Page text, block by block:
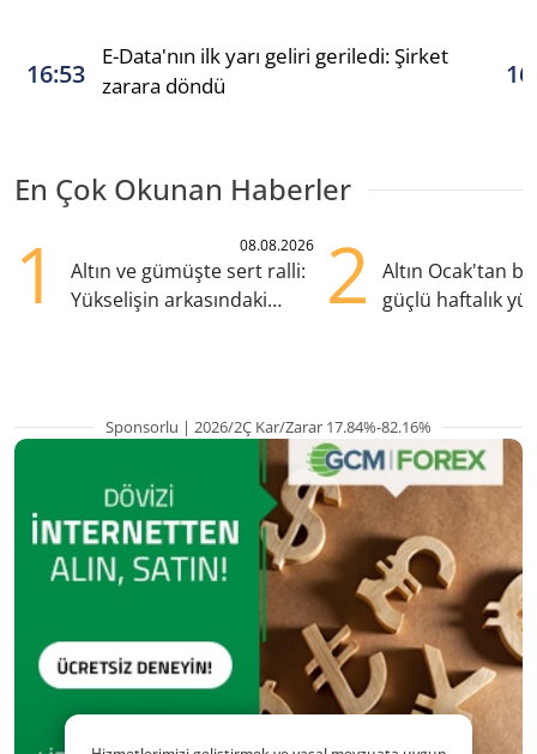
16:53
E-Data'nın ilk yarı geliri geriledi: Şirket
zarara döndü
En Çok Okunan Haberler
1 08.08.2026
Altın ve gümüşte sert ralli:
Yükselişin arkasındaki
2
Altın Ocak'tan
güçlü haftalık
Sponsorlu | 2026/2Ç Kar/Zarar 17.84%-82.16%